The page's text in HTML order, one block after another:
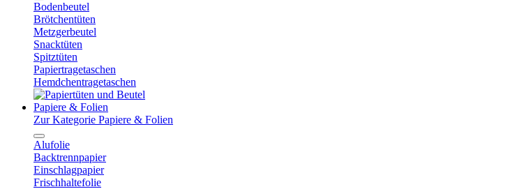
Bodenbeutel
Brötchentüten
Metzgerbeutel
Snacktüten
Spitztüten
Papiertragetaschen
Hemdchentragetaschen
Papiere & Folien
Zur Kategorie Papiere & Folien
Alufolie
Backtrennpapier
Einschlagpapier
Frischhaltefolie